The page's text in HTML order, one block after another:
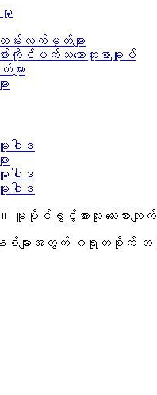
မှု
မ်းလက်မှတ်များ
ကိုင်ဖက်သဘောတူစာချုပ်
ား
း
ဝါဒ
း
ဝါဒ
ဝါဒ
။ မူပိုင်ခွင့်အားလုံး လေးစားလျ
များအတွက် ဂရုတစိုက် တည်ဆ